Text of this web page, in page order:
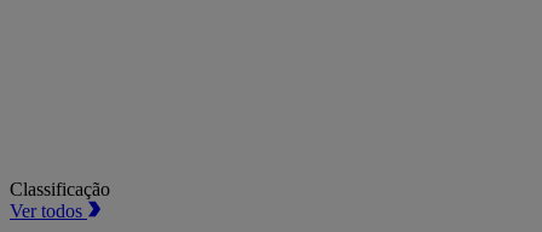
Classificação
Ver todos